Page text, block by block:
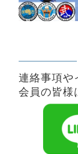
連絡事項や
会員の皆様